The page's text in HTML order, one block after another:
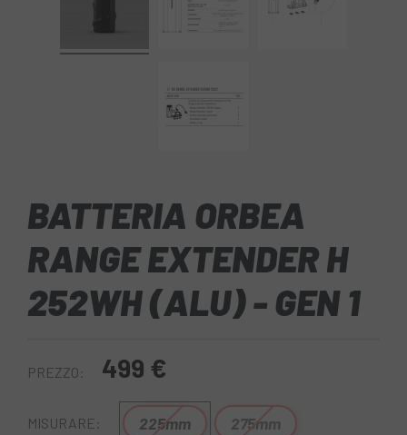
BATTERIA ORBEA
RANGE EXTENDER H
252WH (ALU) - GEN 1
PREZZO: 499 €
MISURARE: 225mm 275mm